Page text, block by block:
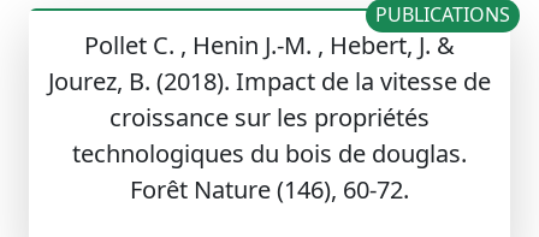
Pollet C. , Henin J.-M. , Hebert, J. &
Jourez, B. (2018). Impact de la vitesse de
croissance sur les propriétés
technologiques du bois de douglas.
Forêt Nature (146), 60-72.
PUBLICATIONS